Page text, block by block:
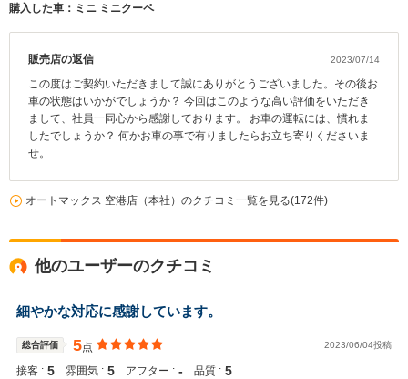
購入した車：ミニ ミニクーペ
販売店の返信 2023/07/14
この度はご契約いただきまして誠にありがとうございました。その後お
車の状態はいかがでしょうか？ 今回はこのような高い評価をいただき
まして、社員一同心から感謝しております。 お車の運転には、慣れま
したでしょうか？ 何かお車の事で有りましたらお立ち寄りくださいま
せ。
オートマックス 空港店（本社）のクチコミ一覧を見る(172件)
他のユーザーのクチコミ
細やかな対応に感謝しています。
総合評価 5点 2023/06/04投稿
接客 : 5 雰囲気 : 5 アフター : ‐ 品質 : 5